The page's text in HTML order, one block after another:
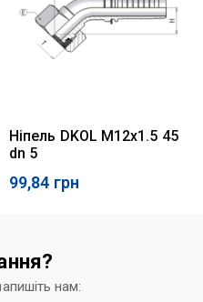
Ніпель DKOL M12x1.5 45
dn 5
99,84 грн
нам: